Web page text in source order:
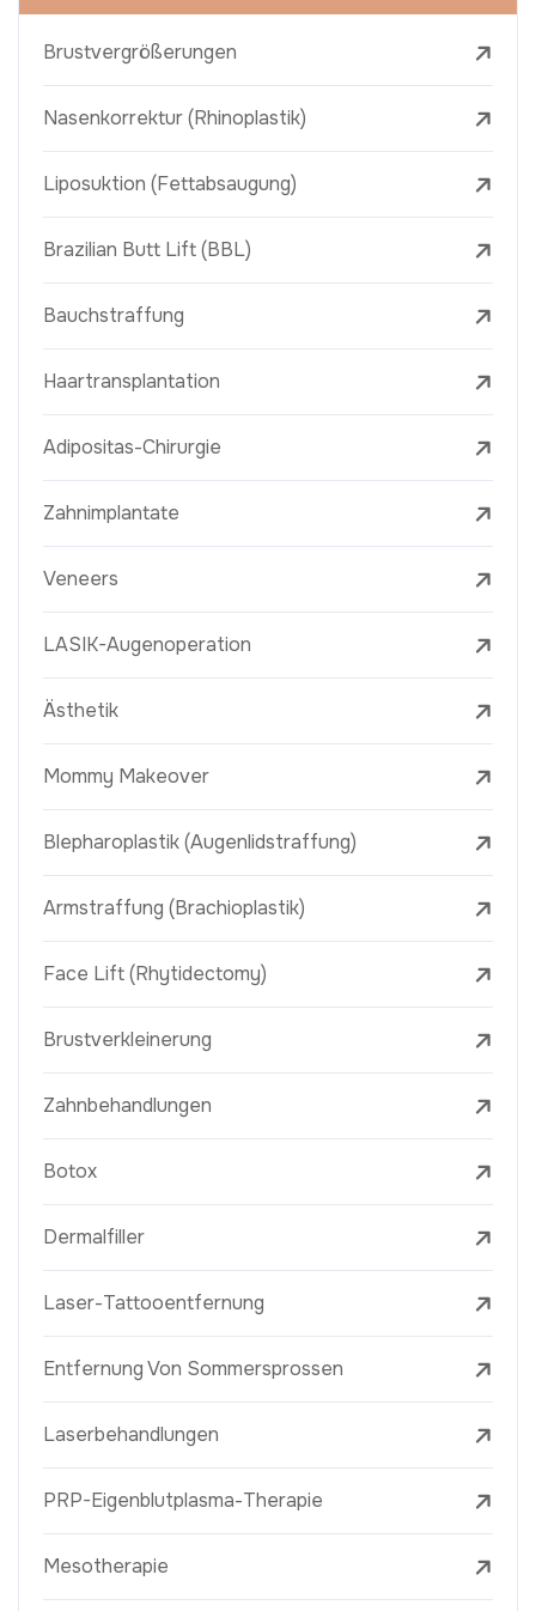
Brustvergrößerungen
Nasenkorrektur (Rhinoplastik)
Liposuktion (Fettabsaugung)
Brazilian Butt Lift (BBL)
Bauchstraffung
Haartransplantation
Adipositas-Chirurgie
Zahnimplantate
Veneers
LASIK-Augenoperation
Ästhetik
Mommy Makeover
Blepharoplastik (Augenlidstraffung)
Armstraffung (Brachioplastik)
Face Lift (Rhytidectomy)
Brustverkleinerung
Zahnbehandlungen
Botox
Dermalfiller
Laser-Tattooentfernung
Entfernung Von Sommersprossen
Laserbehandlungen
PRP-Eigenblutplasma-Therapie
Mesotherapie